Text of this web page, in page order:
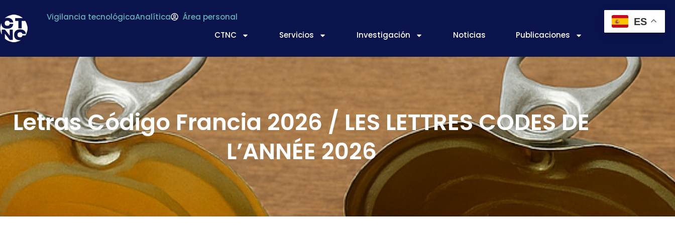
Vigilancia tecnológicaAnalítica
Área personal
CTNC
Servicios Investigación Noticias Publicaciones
Letras Código Francia 2026 / LES LETTRES CODES DE
L’ANNÉE 2026
ES